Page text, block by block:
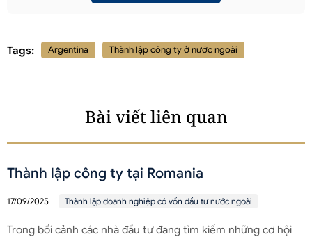
Tags: Argentina Thành lập công ty ở nước ngoài
Bài viết liên quan
Thành lập công ty tại Romania
17/09/2025 Thành lập doanh nghiệp có vốn đầu tư nước ngoài
Trong bối cảnh các nhà đầu tư đang tìm kiếm những cơ hội